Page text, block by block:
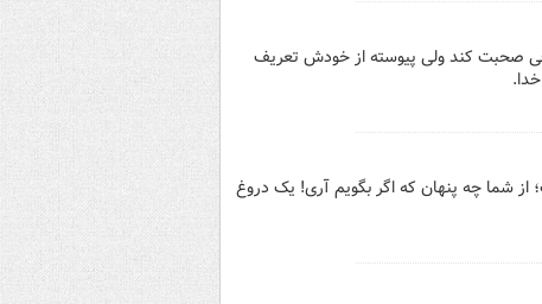
صحبت کند ولی پیوسته از خودش تعریف
شما چه پنهان که اگر بگویم آری! یک دروغ